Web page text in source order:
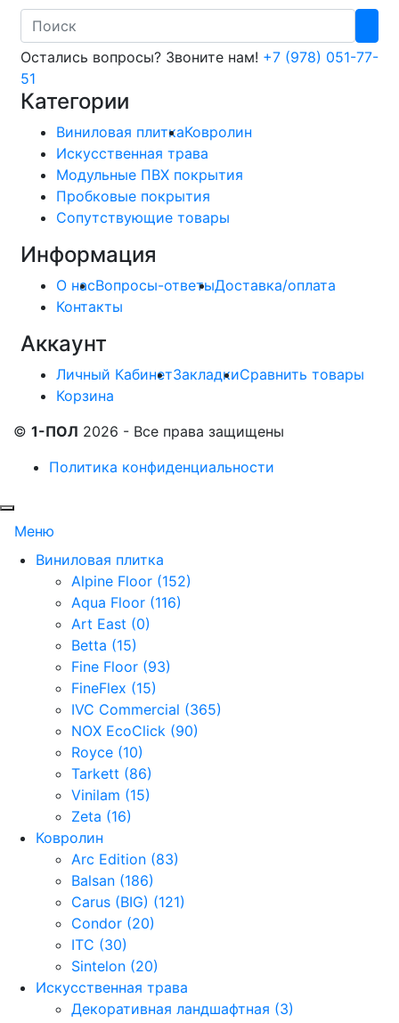
Search
Остались вопросы? Звоните нам! +7 (978) 051-77-
51
Категории
Виниловая плиткаКовролин
Искусственная трава
Модульные ПВХ покрытия
Пробковые покрытия
Сопутствующие товары
Информация
О насВопросы-ответыДоставка/оплата
Контакты
Аккаунт
Личный КабинетЗакладкиСравнить товары
Корзина
© 1-ПОЛ 2026 - Все права защищены
Политика конфиденциальности
Меню
Виниловая плитка
Alpine Floor (152)
Aqua Floor (116)
Art East (0)
Betta (15)
Fine Floor (93)
FineFlex (15)
IVC Commercial (365)
NOX EcoClick (90)
Royce (10)
Tarkett (86)
Vinilam (15)
Zeta (16)
Ковролин
Arc Edition (83)
Balsan (186)
Carus (BIG) (121)
Condor (20)
ITC (30)
Sintelon (20)
Искусственная трава
Декоративная ландшафтная (3)